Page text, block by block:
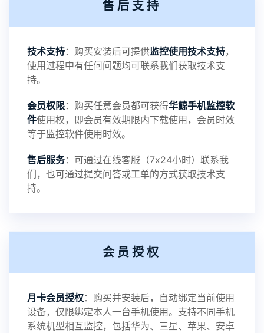
4：优化离线云储存服务器相册照片文件夹路径问题
5：优化关闭监控后离线设置云储存对方微信聊天记
录文件改为自定义文件名称
提示：
提示1：为避免异常风险情况，传输对方手机数据文
件至本地请先切换代理网络
鲸监控存在的问题与所需的更多功能，华鲸手机监
售后支持
技术支持：购买安装后可提供监控使用技术支持，
使用过程中有任何问题均可联系我们获取技术支
持。
会员权限：购买任意会员都可获得华鲸手机监控软
件使用权，即会员有效期限内下载使用，会员时效
等于监控软件使用时效。
售后服务：可通过在线客服（7x24小时）联系我
们，也可通过提交问答或工单的方式获取技术支
持。
会员授权
月卡会员授权：购买并安装后，自动绑定当前使用
设备，仅限绑定本人一台手机使用。支持不同手机
系统机型相互监控，包括华为、三星、苹果、安卓